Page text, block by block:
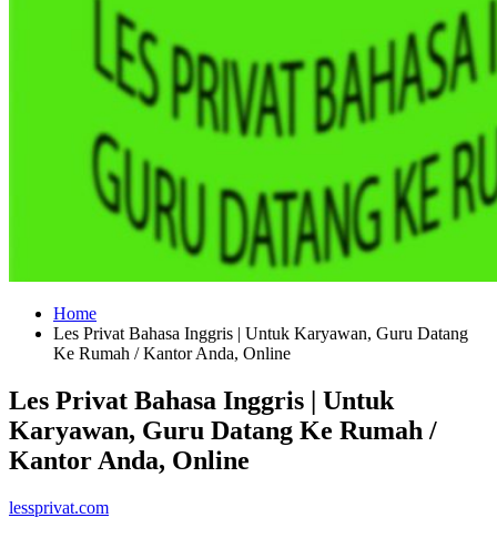
Home
Les Privat Bahasa Inggris | Untuk Karyawan, Guru Datang
Ke Rumah / Kantor Anda, Online
Les Privat Bahasa Inggris | Untuk
Karyawan, Guru Datang Ke Rumah /
Kantor Anda, Online
lessprivat.com